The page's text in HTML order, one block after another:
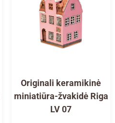
Originali keramikinė
miniatiūra-žvakidė Riga
LV 07